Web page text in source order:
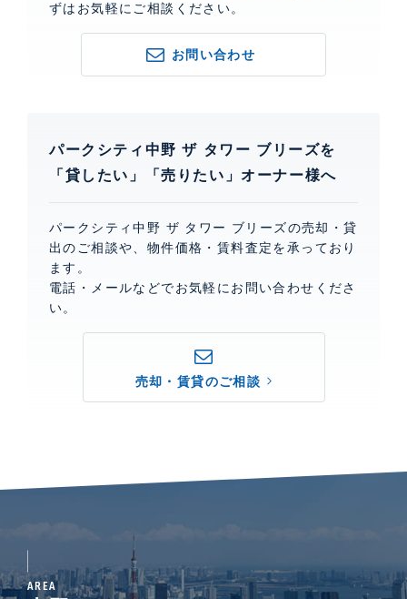
ずはお気軽にご相談ください。
お問い合わせ
パークシティ中野 ザ タワー ブリーズを
「貸したい」「売りたい」オーナー様へ
パークシティ中野 ザ タワー ブリーズの売却・貸
出のご相談や、物件価格・賃料査定を承っており
ます。
電話・メールなどでお気軽にお問い合わせくださ
い。
売却・賃貸のご相談
AREA